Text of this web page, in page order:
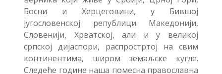
Босни и Херцеговини, у Бившој
југословенској републици Македонији,
Словенији, Хрватској, али и у великој
српској дијаспори, распростртој на свим
континентима, широм земаљске кугле.
Следеће године наша помесна православна